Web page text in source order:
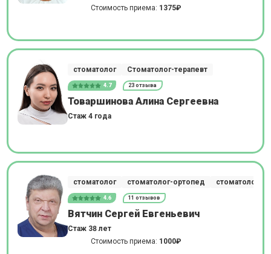
Стоимость приема: 1375₽
стоматолог Стоматолог-терапевт
4.7 23 отзыва
Товаршинова Алина Сергеевна
Стаж 4 года
стоматолог стоматолог-ортопед стоматолог-
4.6 11 отзывов
Вятчин Сергей Евгеньевич
Стаж 38 лет
Стоимость приема: 1000₽